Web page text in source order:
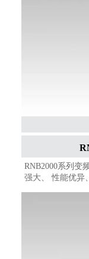
RNB2000系列变
强大、 性能优异
态性能、超强的